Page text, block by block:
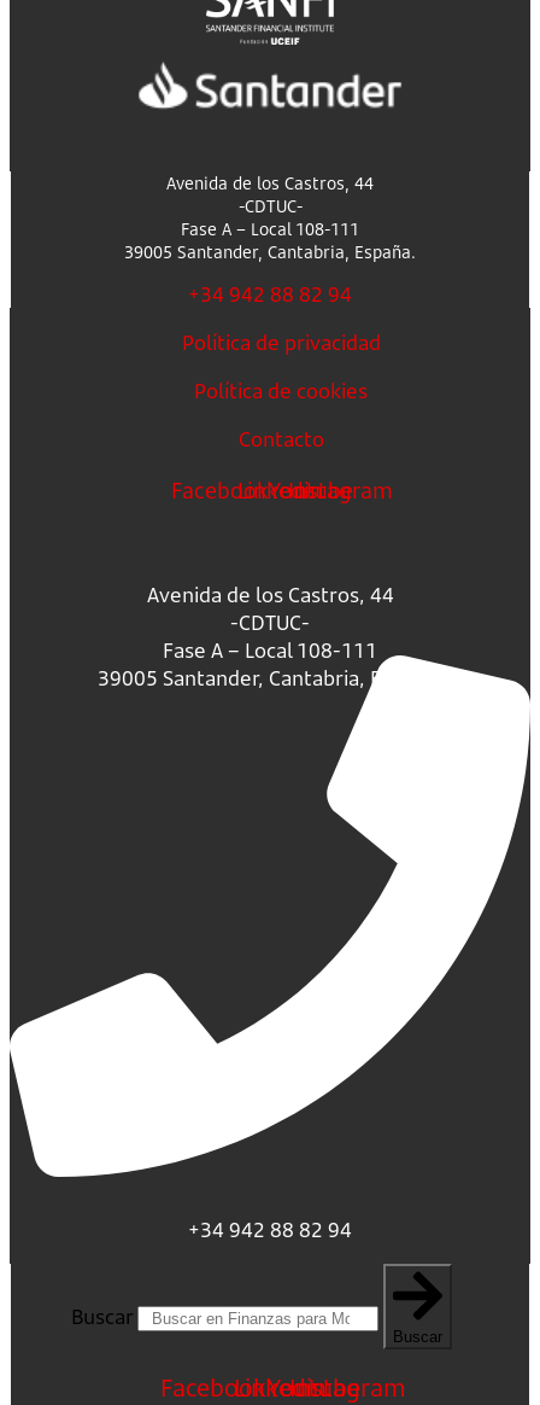
Avenida de los Castros, 44
-CDTUC-
Fase A – Local 108-111
39005 Santander, Cantabria, España.
+34 942 88 82 94
Política de privacidad
Política de cookies
Contacto
FacebookLinkedin
Youtube
Instagram
Avenida de los Castros, 44
-CDTUC-
Fase A – Local 108-111
39005 Santander, Cantabria, España.
+34 942 88 82 94
Buscar
Buscar
FacebookLinkedin
Youtube
Instagram